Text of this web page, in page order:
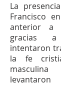
La
Francisco
anterior a
gracias a
intentaron
la fe